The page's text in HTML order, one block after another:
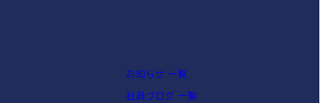
お知らせ 一覧
社員ブログ 一覧